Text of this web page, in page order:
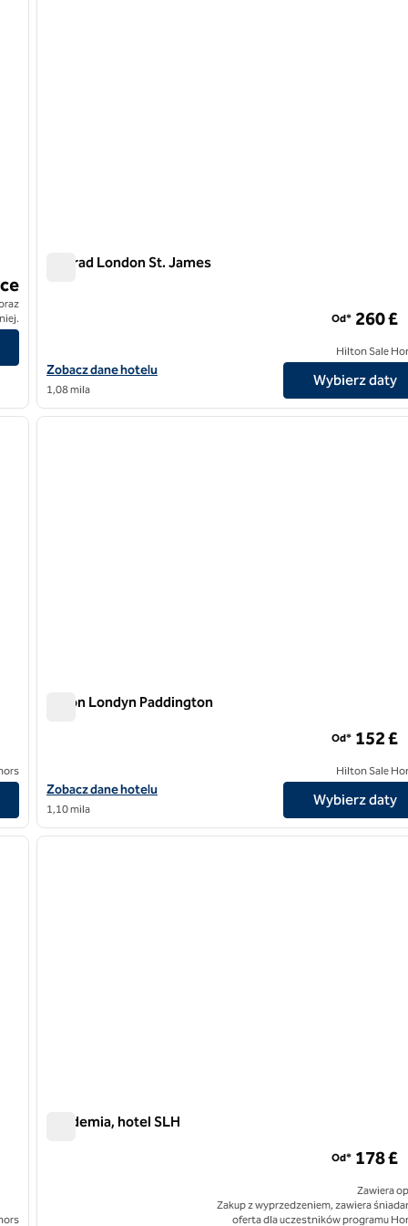
Conrad London St. James
Zobacz szczegóły hotelu Conrad London St. James
Zobacz dane hotelu
1,08 mila
Od* 260 £
Hilton Sale
Wybierz daty
następny obraz
1
1 z 12
Hilton Londyn Paddington
Zobacz szczegóły hotelu Hilton London Paddington
Zobacz dane hotelu
1,10 mila
Od* 152 £
Hilton Sale
Wybierz daty
/9
następny obraz
1 z 6
Akademia, hotel SLH
Od* 178 £
Zawiera
Zakup z wyprzedzeniem, zawiera
oferta dla uczestników programu